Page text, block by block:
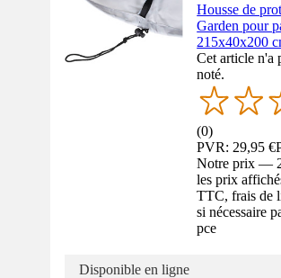
Housse de
Garden pour
215x40x200
Cet article n'a
noté.
(0)
PVR: 29,95 €
Notre prix —
les prix
TTC, frais de
si nécessaire
pce
Disponible en ligne